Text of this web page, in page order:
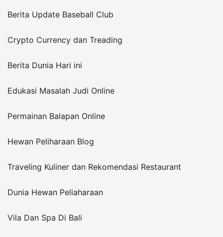
Berita Update Baseball Club
Crypto Currency dan Treading
Berita Dunia Hari ini
Edukasi Masalah Judi Online
Permainan Balapan Online
Hewan Peliharaan Blog
Traveling Kuliner dan Rekomendasi Restaurant
Dunia Hewan Peliaharaan
Vila Dan Spa Di Bali